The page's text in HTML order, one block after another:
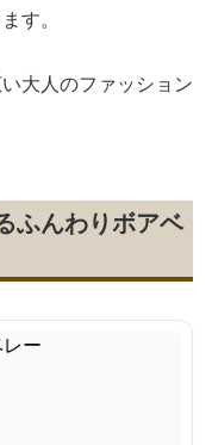
す。
大人のファッション
ふんわりボアベ